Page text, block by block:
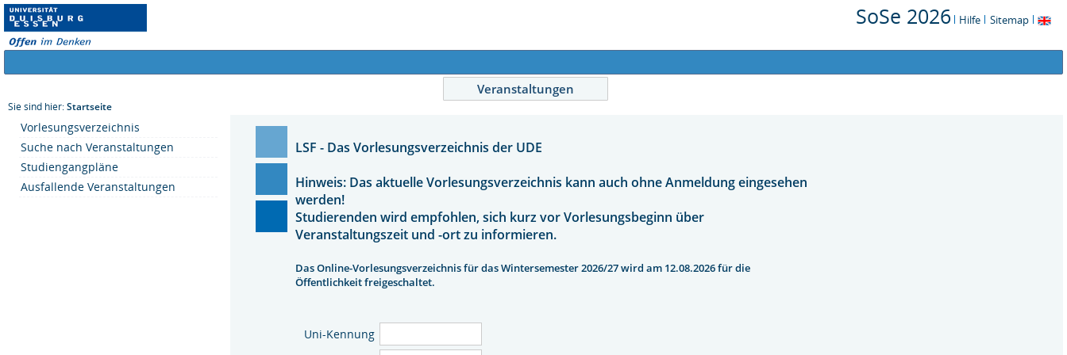
SoSe 2026 Hilfe Sitemap
Veranstaltungen
Sie sind hier: Startseite
Vorlesungsverzeichnis
Suche nach Veranstaltungen
Studiengangpläne
Ausfallende Veranstaltungen
LSF - Das Vorlesungsverzeichnis der UDE
Hinweis: Das aktuelle Vorlesungsverzeichnis kann auch ohne Anmeldung eingesehen
werden!
Studierenden wird empfohlen, sich kurz vor Vorlesungsbeginn über
Veranstaltungszeit und -ort zu informieren.
Das Online-Vorlesungsverzeichnis für das Wintersemester 2026/27 wird am 12.08.2026 für die
Öffentlichkeit freigeschaltet.
Uni-Kennung